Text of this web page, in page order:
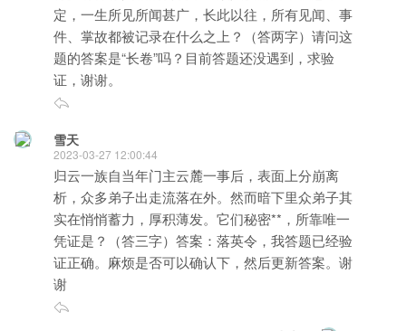
定，一生所见所闻甚广，长此以往，所有见闻、事
件、掌故都被记录在什么之上？（答两字）请问这
题的答案是“长卷”吗？目前答题还没遇到，求验
证，谢谢。
雪天
2023-03-27 12:00:44
归云一族自当年门主云麓一事后，表面上分崩离
析，众多弟子出走流落在外。然而暗下里众弟子其
实在悄悄蓄力，厚积薄发。它们秘密**，所靠唯一
凭证是？（答三字）答案：落英令，我答题已经验
证正确。麻烦是否可以确认下，然后更新答案。谢
谢